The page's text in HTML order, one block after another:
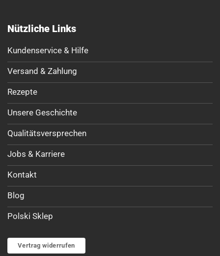
Nützliche Links
Kundenservice & Hilfe
Versand & Zahlung
Rezepte
Unsere Geschichte
Qualitätsversprechen
Jobs & Karriere
Kontakt
Blog
Polski Sklep
Vertrag widerrufen